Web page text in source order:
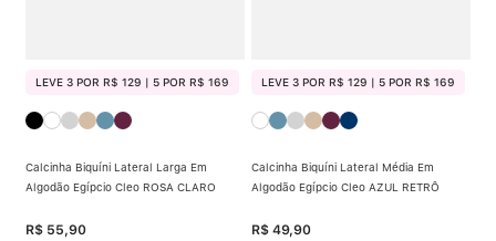
LEVE 3 POR R$ 129 | 5 POR R$ 169
Calcinha Biquíni Lateral Larga Em
Algodão Egípcio Cleo ROSA CLARO
R$ 55,90
LEVE 3 POR R$ 129 | 5 POR R$ 169
Calcinha Biquíni Lateral Média Em
Algodão Egípcio Cleo AZUL RETRÔ
R$ 49,90